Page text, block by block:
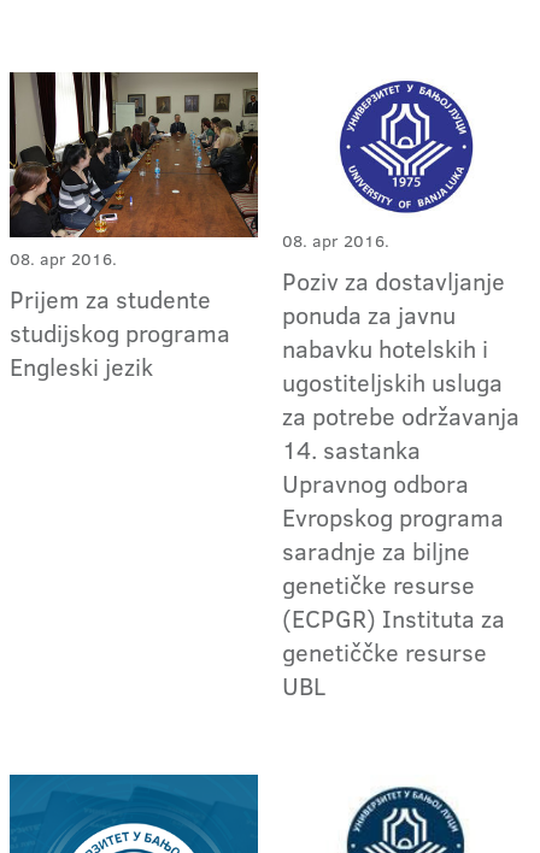
08. apr 2016.
Prijem za studente
studijskog programa
Engleski jezik
08. apr 2016.
Poziv za dostavljanje
ponuda za javnu
nabavku hotelskih i
ugostiteljskih usluga
za potrebe održavanja
14. sastanka
Upravnog odbora
Evropskog programa
saradnje za biljne
genetičke resurse
(ECPGR) Instituta za
genetiččke resurse
UBL